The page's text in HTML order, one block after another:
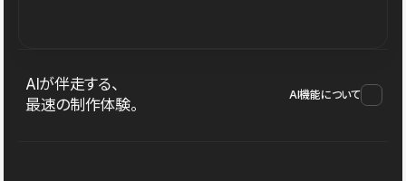
AIが伴走する、
最速の制作体験。
AI機能について